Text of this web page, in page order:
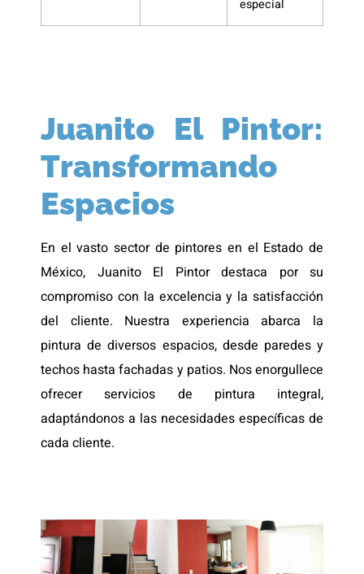
especial
Juanito El Pintor:
Transformando
Espacios
En el vasto sector de pintores en el Estado de
México, Juanito El Pintor destaca por su
compromiso con la excelencia y la satisfacción
del cliente. Nuestra experiencia abarca la
pintura de diversos espacios, desde paredes y
techos hasta fachadas y patios. Nos enorgullece
ofrecer servicios de pintura integral,
adaptándonos a las necesidades específicas de
cada cliente.